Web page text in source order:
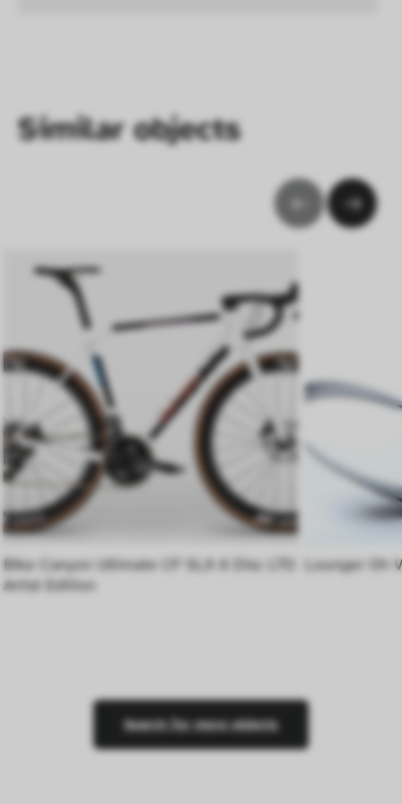
Similar objects
Bike Canyon Ultimate CF SLX 8 Disc LTD
Artist Edition
Lounger Oh
Search for more objects